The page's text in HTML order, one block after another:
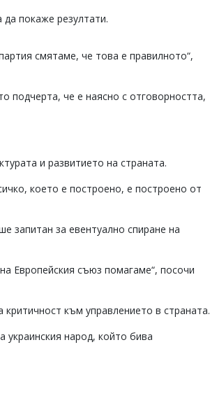
покаже резултати.
смятаме, че това е правилното“,
подчерта, че е наясно с отговорността,
и развитието на страната.
което е построено, е построено от
запитан за евентуално спиране на
Европейския съюз помагаме“, посочи
към управлението в страната.
народ, който бива